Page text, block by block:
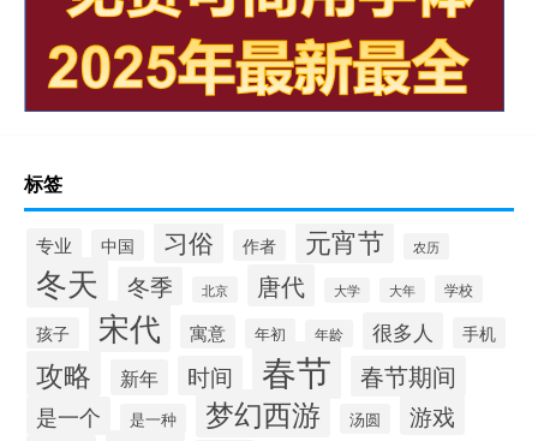
标签
专业 中国 习俗 作者 元宵节 农历
冬天 冬季 北京 唐代 大学 大年 学校
孩子 宋代 寓意 年初 年龄 很多人 手机
攻略 新年 时间 春节 春节期间
是一个 是一种 梦幻西游 汤圆 游戏